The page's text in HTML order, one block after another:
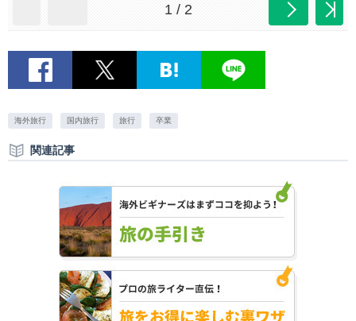
1 / 2
海外旅行 国内旅行 旅行 卒業
関連記事